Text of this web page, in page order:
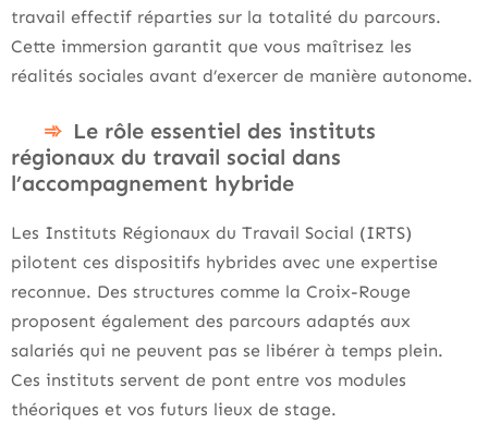
travail effectif réparties sur la totalité du parcours.
Cette immersion garantit que vous maîtrisez les
réalités sociales avant d’exercer de manière autonome.
Le rôle essentiel des instituts
régionaux du travail social dans
l’accompagnement hybride
Les Instituts Régionaux du Travail Social (IRTS)
pilotent ces dispositifs hybrides avec une expertise
reconnue. Des structures comme la Croix-Rouge
proposent également des parcours adaptés aux
salariés qui ne peuvent pas se libérer à temps plein.
Ces instituts servent de pont entre vos modules
théoriques et vos futurs lieux de stage.